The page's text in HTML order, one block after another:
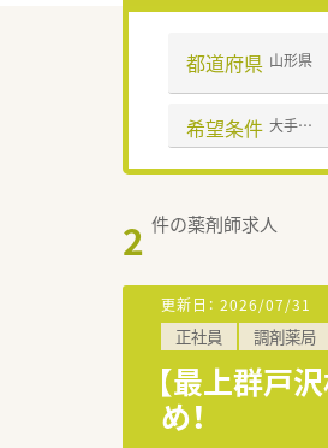
都道府県 山形県
希望条件 大手チェーン以外
2 件の薬剤師求人
更新日： 2026/07/31
正社員 調剤薬局
【最上群戸
め！